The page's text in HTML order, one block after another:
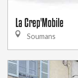
La Crep'Mobile
Soumans